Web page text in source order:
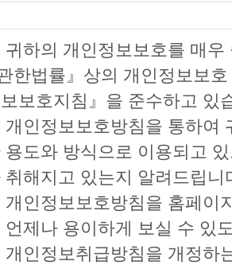
귀하의 개인정보보호를 매
한법률』상의 개인정보보
보호지침』을 준수하고 있
개인정보보호방침을 통하여
용도와 방식으로 이용되고
취해지고 있는지 알려드립니
개인정보보호방침을 홈페이
언제나 용이하게 보실 수 있
개인정보취급방침을 개정하